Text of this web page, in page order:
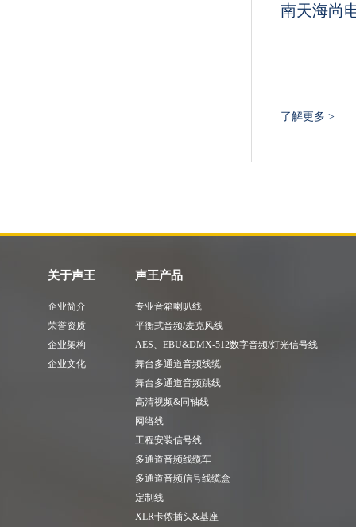
南天海尚
了解更多 >
关于声王
企业简介
荣誉资质
企业架构
企业文化
声王产品
专业音箱喇叭线
平衡式音频/麦克风线
AES、EBU&DMX-512数字音频/灯光信号线
舞台多通道音频线缆
舞台多通道音频跳线
高清视频&同轴线
网络线
工程安装信号线
多通道音频线缆车
多通道音频信号线缆盒
定制线
XLR卡侬插头&基座